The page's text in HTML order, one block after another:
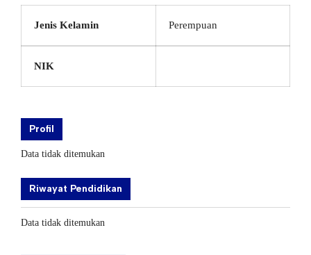
Jenis Kelamin Perempuan
NIK
Profil
Data tidak ditemukan
Riwayat Pendidikan
Data tidak ditemukan